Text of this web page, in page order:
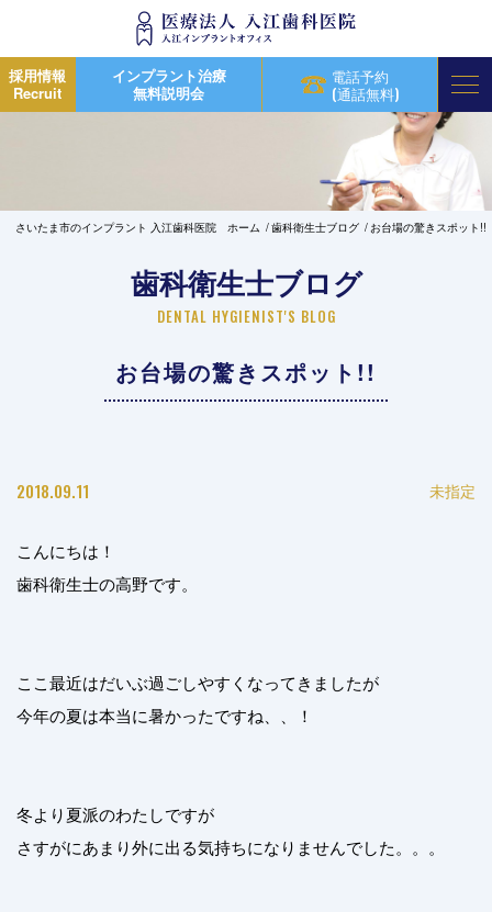
採用情報
Recruit
インプラント治療
無料説明会
電話予約
(通話無料)
さいたま市のインプラント 入江歯科医院 ホーム 歯科衛生士ブログ お台場の驚きスポット!!
歯科衛生士ブログ
DENTAL HYGIENIST'S BLOG
お台場の驚きスポット!!
2018.09.11 未指定
こんにちは！
歯科衛生士の高野です。
ここ最近はだいぶ過ごしやすくなってきましたが
今年の夏は本当に暑かったですね、、！
冬より夏派のわたしですが
さすがにあまり外に出る気持ちになりませんでした。。。